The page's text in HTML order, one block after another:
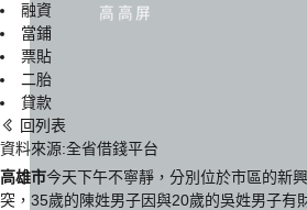
高高屏
融資
當鋪
票貼
二胎
貸款
回列表
資料來源:全省借錢平台
高雄市今天下午不寧靜，分別位於市區的新
突，35歲的陳姓男子因與20歲的吳姓男子有